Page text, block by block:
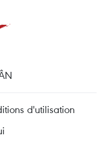
d'utilisation